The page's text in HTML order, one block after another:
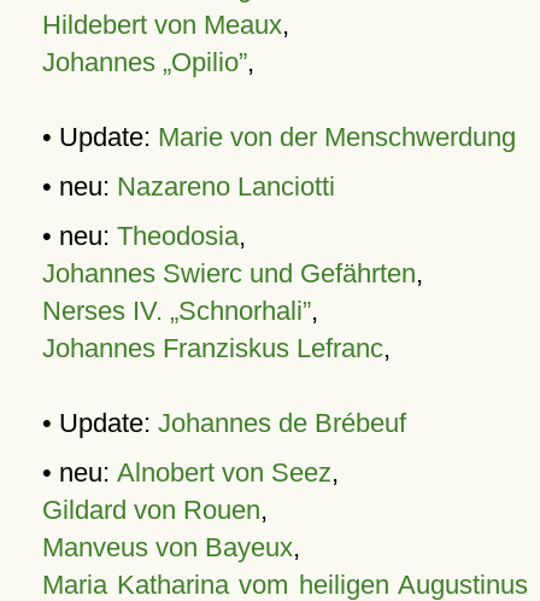
Hildebert von Meaux,
Johannes „Opilio”,
• Update: Marie von der Menschwerdung
• neu: Nazareno Lanciotti
• neu: Theodosia,
Johannes Swierc und Gefährten,
Nerses IV. „Schnorhali”,
Johannes Franziskus Lefranc,
• Update: Johannes de Brébeuf
• neu: Alnobert von Seez,
Gildard von Rouen,
Manveus von Bayeux,
Maria Katharina vom heiligen Augustinus